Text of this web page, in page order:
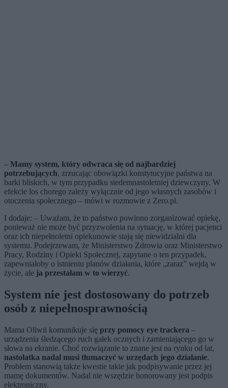
– Mamy system, który odwraca się od najbardziej
potrzebujących, zrzucając obowiązki konstytucyjne państwa na
barki bliskich, w tym przypadku siedemnastoletniej dziewczyny. W
efekcie los chorego zależy wyłącznie od jego własnych zasobów i
otoczenia społecznego – mówi w rozmowie z Zero.pl.
I dodaje: – Uważam, że to państwo powinno zorganizować opiekę,
ponieważ nie może być przyzwolenia na sytuację, w której pacjenci
oraz ich niepełnoletni opiekunowie stają się niewidzialni dla
systemu. Podejrzewam, że Ministerstwo Zdrowia oraz Ministerstwo
Pracy, Rodziny i Opieki Społecznej, zapytane o ten przypadek,
zapewniałoby o istnieniu planów działania, które „zaraz” wejdą w
życie, ale ja przestałam w to wierzyć.
System nie jest dostosowany do potrzeb
osób z niepełnosprawnością
Mama Oliwii komunikuje się przy pomocy eye trackera –
urządzenia śledzącego ruch gałek ocznych i zamieniającego go w
słowa na ekranie. Choć rozwiązanie to znane jest na rynku od lat,
nastolatka nadal musi tłumaczyć w urzędach jego działanie.
Problem stanowią także kwestie takie jak podpisywanie przez jej
mamę dokumentów. Nadal nie wszędzie honorowany jest podpis
elektroniczny.